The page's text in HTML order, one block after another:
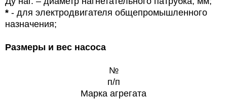
* - для электродвигателя общепромышленного
назначения;
Размеры и вес насоса
№
п/п
Марка агрегата